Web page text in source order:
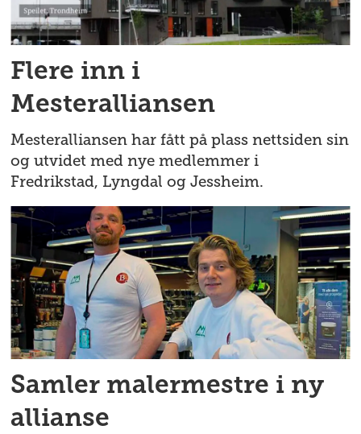
Flere inn i
Mesteralliansen
Mesteralliansen har fått på plass nettsiden sin
og utvidet med nye medlemmer i
Fredrikstad, Lyngdal og Jessheim.
Samler malermestre i ny
allianse